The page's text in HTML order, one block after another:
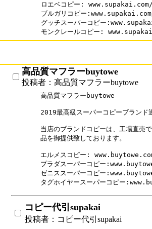
ロエベコピー:
ブルガリコピー
グッチスーパーコピー
モンクレールコピー:
高品質マフラーbuytowe
投稿者：高品質マフラーbuytowe
高品質マフラーbuytowe
2019最高級スーパーコピーブランド
当店のブランドコピーは、工場直売
品を御提供致しております。
エルメスコピー:
プラダスーパーコピー
ゼニススーパーコピー
タグホイヤースーパーコピー
コピー代引supakai
投稿者：コピー代引supakai